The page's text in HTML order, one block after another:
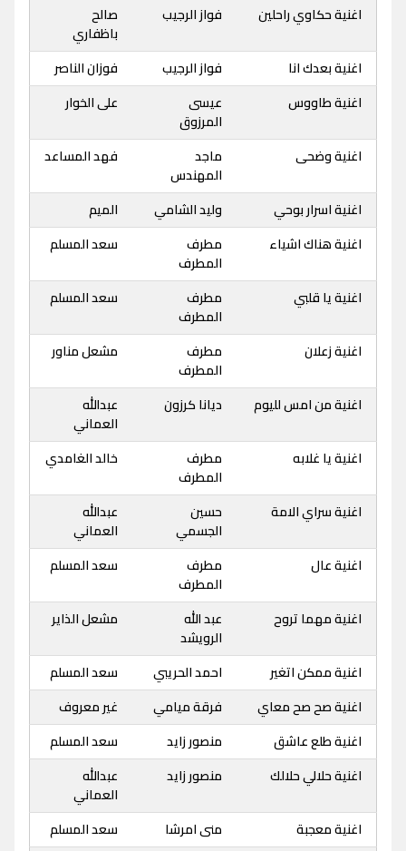
اغنية حكاوي راحلين
فواز الرجيب
صالح
باظفاري
اغنية بعدك انا
فواز الرجيب
فوزان الناصر
اغنية طاووس
عيسى
المرزوق
على الخوار
اغنية وضحى
ماجد
المهندس
فهد المساعد
اغنية اسرار بوحي وليد الشامي
الميم
اغنية هناك اشياء
مطرف
المطرف
سعد المسلم
اغنية يا قلبي
مطرف
المطرف
سعد المسلم
اغنية زعلان
مطرف
المطرف
مشعل مناور
اغنية من امس لليوم ديانا كرزون
عبدالله
العماني
اغنية يا غلابه
مطرف
المطرف
خالد الغامدي
اغنية سراي الامة
حسين
الجسمي
عبدالله
العماني
اغنية عال
مطرف
المطرف
سعد المسلم
اغنية مهما تروح
عبد الله
الرويشد
مشعل الذاير
اغنية ممكن اتغير احمد الحريبي
سعد المسلم
اغنية صح صح معاي
فرقة ميامي
غير معروف
اغنية طلع عاشق
منصور زايد
سعد المسلم
اغنية حلالي حلالك
منصور زايد
عبدالله
العماني
اغنية معجبة
منى امرشا سعد المسلم